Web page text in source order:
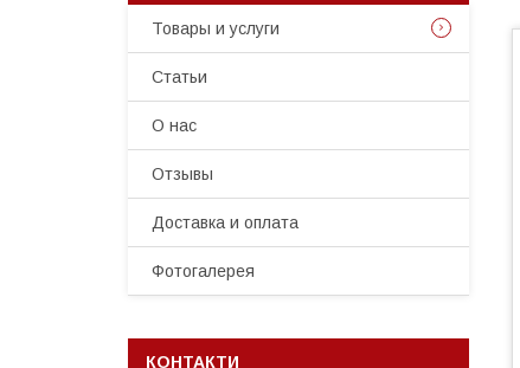
Товары и услуги
Статьи
О нас
Отзывы
Доставка и оплата
Фотогалерея
КОНТАКТИ